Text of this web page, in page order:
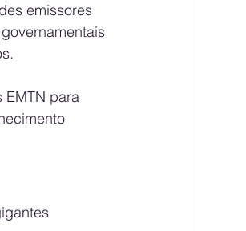
emissores
EMTN para